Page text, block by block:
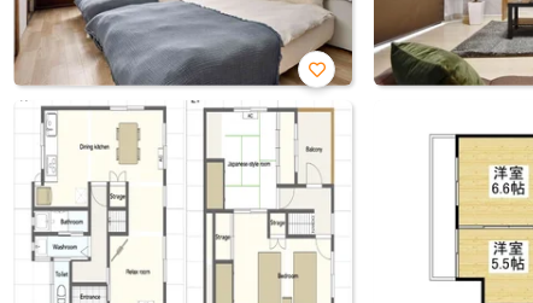
お気
に入
録